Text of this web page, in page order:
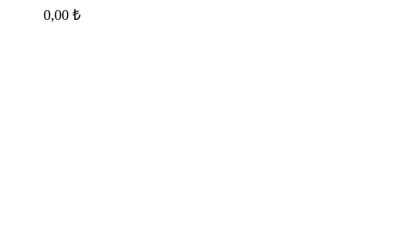
0,00 ₺